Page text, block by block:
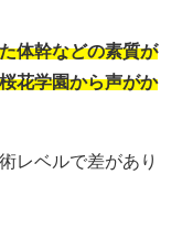
体幹などの素質が
花学園から声がか
レベルで差があり